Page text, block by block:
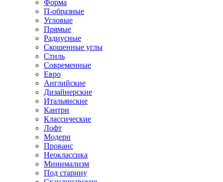
Форма
П-образные
Угловые
Прямые
Радиусные
Скошенные углы
Стиль
Современные
Евро
Английские
Дизайнерские
Итальянские
Кантри
Классические
Лофт
Модерн
Прованс
Неоклассика
Минимализм
Под старину